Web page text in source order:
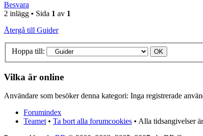
Besvara
2 inlägg • Sida 1 av 1
Återgå till Guider
Hoppa till:
Vilka är online
Användare som besöker denna kategori: Inga registrerade
Forumindex
Teamet • Ta bort alla forumcookies • Alla tidsangivelser